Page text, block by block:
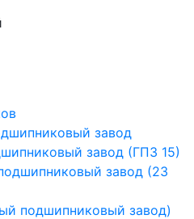
завод
завод (ГПЗ 15)
завод (23
подшипниковый завод)